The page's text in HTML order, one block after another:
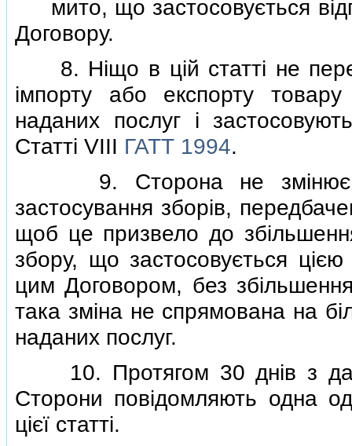
мито, що застосовується
Договору.
8. Нiщо в цiй статтi не
iмпорту або експорту
наданих послуг i
Статтi VIII ГАТТ 1994.
9. Сторона не змiнює
застосування зборiв,
щоб це призвело до
збору, що застосовується
цим Договором, без
така змiна не спрямована на
наданих послуг.
10. Протягом 30 днiв з
Сторони повiдомляють одна
цiєї статтi.